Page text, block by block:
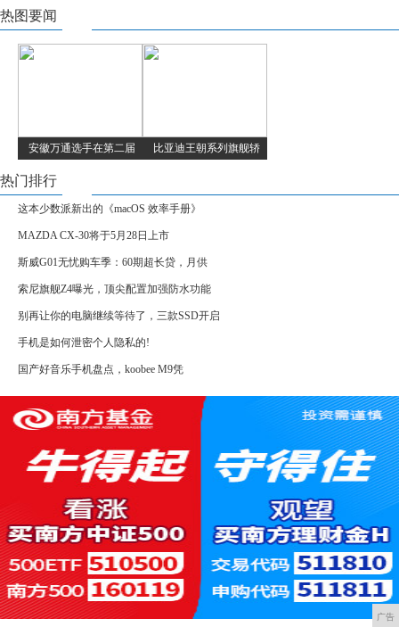
热图要闻
安徽万通选手在第二届 比亚迪王朝系列旗舰轿
热门排行
这本少数派新出的《macOS 效率手册》
MAZDA CX-30将于5月28日上市
斯威G01无忧购车季：60期超长贷，月供
索尼旗舰Z4曝光，顶尖配置加强防水功能
别再让你的电脑继续等待了，三款SSD开启
手机是如何泄密个人隐私的!
国产好音乐手机盘点，koobee M9凭
广告